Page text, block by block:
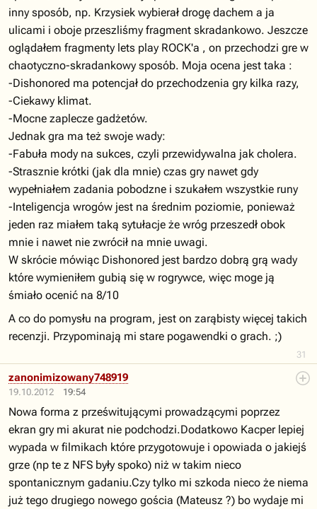
31
inny sposób, np. Krzysiek wybierał drogę dachem a ja
ulicami i oboje przeszliśmy fragment skradankowo. Jeszcze
oglądałem fragmenty lets play ROCK'a , on przechodzi gre w
chaotyczno-skradankowy sposób. Moja ocena jest taka :
-Dishonored ma potencjał do przechodzenia gry kilka razy,
-Ciekawy klimat.
-Mocne zaplecze gadżetów.
Jednak gra ma też swoje wady:
-Fabuła mody na sukces, czyli przewidywalna jak cholera.
-Strasznie krótki (jak dla mnie) czas gry nawet gdy
wypełniałem zadania pobodzne i szukałem wszystkie runy
-Inteligencja wrogów jest na średnim poziomie, ponieważ
jeden raz miałem taką sytułacje że wróg przeszedł obok
mnie i nawet nie zwrócił na mnie uwagi.
W skrócie mówiąc Dishonored jest bardzo dobrą grą wady
które wymieniłem gubią się w rogrywce, więc moge ją
śmiało ocenić na 8/10
A co do pomysłu na program, jest on zarąbisty więcej takich
recenzji. Przypominają mi stare pogawendki o grach. ;)
19.10.2012 19:54
zanonimizowany748919
Nowa forma z prześwitującymi prowadzącymi poprzez
ekran gry mi akurat nie podchodzi.Dodatkowo Kacper lepiej
wypada w filmikach które przygotowuje i opowiada o jakiejś
grze (np te z NFS były spoko) niż w takim nieco
spontanicznym gadaniu.Czy tylko mi szkoda nieco że niema
już tego drugiego nowego gościa (Mateusz ?) bo wydaje mi